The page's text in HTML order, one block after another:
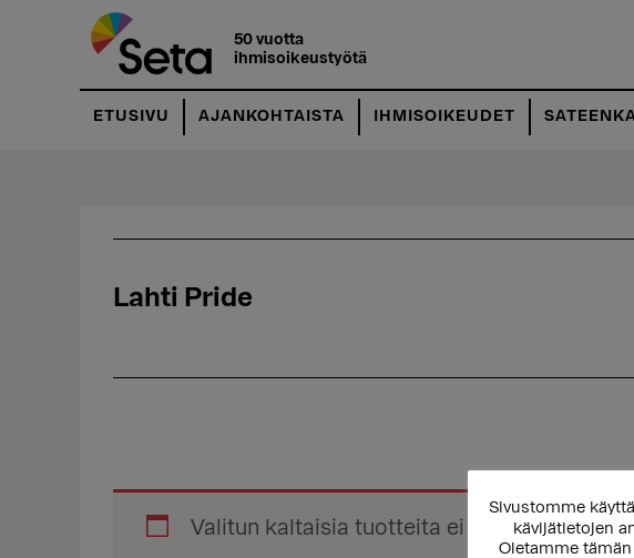
pääsisältöön
50 vuotta
ihmisoikeustyötä
ETUSIVU AJANKOHTAISTA IHMISOIKEUDET
Lahti Pride
Valitun kaltaisia tuotteita ei löytynyt.
Sivustomme
kävijätietojen
Oletamme